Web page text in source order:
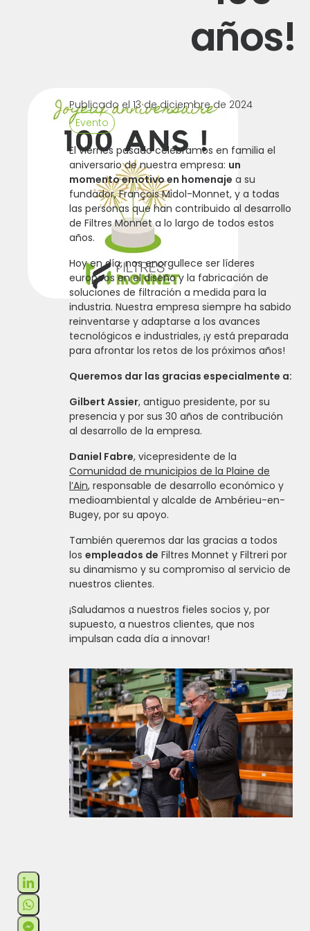
años!
Publicado el 13 de diciembre de 2024
Evento
El viernes pasado celebramos en familia el
aniversario de nuestra empresa: un
momento emotivo en homenaje a su
fundador, François Midol-Monnet, y a todas
las personas que han contribuido al desarrollo
de Filtres Monnet a lo largo de todos estos
años.
Hoy en día, nos enorgullece ser líderes
europeos en el diseño y la fabricación de
soluciones de filtración a medida para la
industria. Nuestra empresa siempre ha sabido
reinventarse y adaptarse a los avances
tecnológicos e industriales, ¡y está preparada
para afrontar los retos de los próximos años!
Queremos dar las gracias especialmente a:
Gilbert Assier, antiguo presidente, por su
presencia y por sus 30 años de contribución
al desarrollo de la empresa.
Daniel Fabre, vicepresidente de la
Comunidad de municipios de la Plaine de
l’Ain, responsable de desarrollo económico y
medioambiental y alcalde de Ambérieu-en-
Bugey, por su apoyo.
También queremos dar las gracias a todos
losempleados de Filtres Monnet y Filtreri por
su dinamismo y su compromiso al servicio de
nuestros clientes.
¡Saludamos a nuestros fieles socios y, por
supuesto, a nuestros clientes, que nos
impulsan cada día a innovar!